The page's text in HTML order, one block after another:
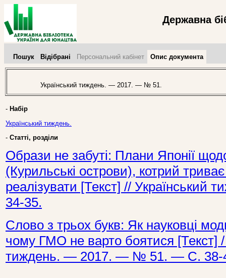
Державна
Пошук Відібрані Персональний кабінет Опис документа
Український тиждень. — 2017. — № 51.
- Набір
Український тиждень.
- Статті, розділи
Образи не забуті: Плани Японії
(Курильські острови), котрий
реалізувати [Текст] //
34-35.
Слово з трьох букв: Як науковці
чому ГМО не варто боятися [Текст]
тиждень. — 2017. — № 51. — С. 38-